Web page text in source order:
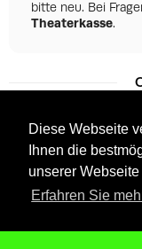
Diese Webseite
Ihnen die
unserer
Erfahren Sie
bitte neu. Bei
Theaterkasse.